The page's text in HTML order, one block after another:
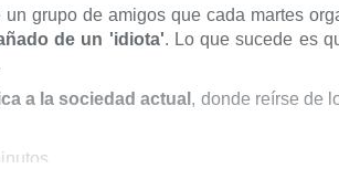
un grupo de amigos que cada martes
de un 'idiota'. Lo que sucede es
a la sociedad actual , donde reírse de